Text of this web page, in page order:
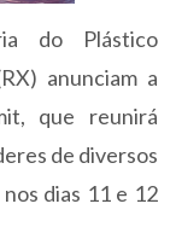
do Plástico
anunciam a
que reunirá
de diversos
dias 11 e 12